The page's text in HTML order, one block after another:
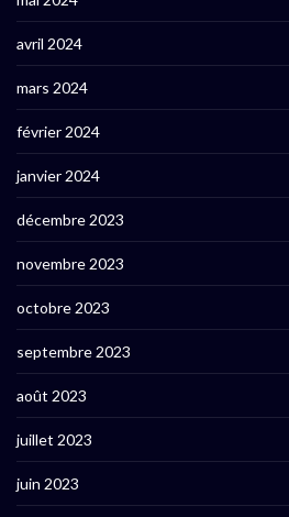
avril 2024
mars 2024
février 2024
janvier 2024
décembre 2023
novembre 2023
octobre 2023
septembre 2023
août 2023
juillet 2023
juin 2023